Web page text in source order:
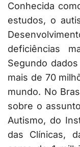
Conhecida
estudos, o
deficiências
Segundo
mais de 70
mundo. No
sobre o
Autismo, do
das Clínicas,